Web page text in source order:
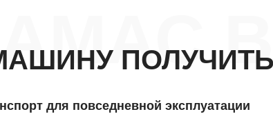
для повседневной эксплуатации